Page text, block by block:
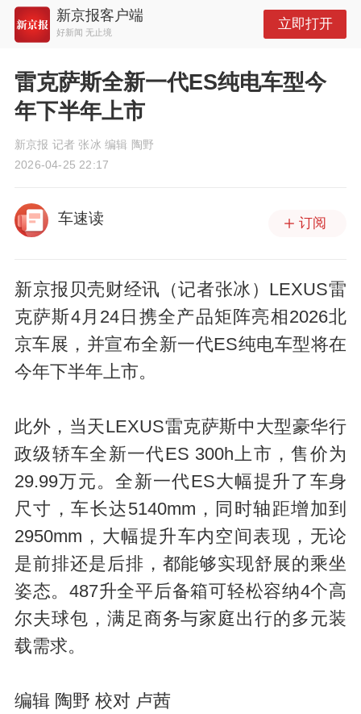
新京报客户端
好新闻 无止境
立即打开
雷克萨斯全新一代ES纯电车型今
年下半年上市
新京报 记者 张冰 编辑 陶野
2026-04-25 22:17
车速读 订阅
新京报贝壳财经讯（记者张冰）LEXUS雷
克萨斯4月24日携全产品矩阵亮相2026北
京车展，并宣布全新一代ES纯电车型将在
今年下半年上市。
此外，当天LEXUS雷克萨斯中大型豪华行
政级轿车全新一代ES 300h上市，售价为
29.99万元。全新一代ES大幅提升了车身
尺寸，车长达5140mm，同时轴距增加到
2950mm，大幅提升车内空间表现，无论
是前排还是后排，都能够实现舒展的乘坐
姿态。487升全平后备箱可轻松容纳4个高
尔夫球包，满足商务与家庭出行的多元装
载需求。
编辑 陶野 校对 卢茜